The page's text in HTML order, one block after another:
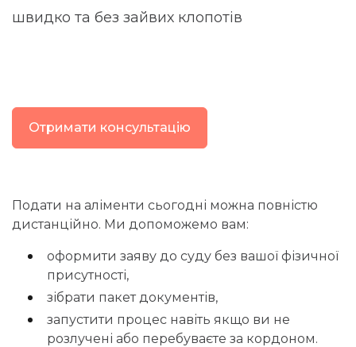
швидко та без зайвих клопотів
Отримати консультацію
Подати на аліменти сьогодні можна повністю
дистанційно. Ми допоможемо вам:
оформити заяву до суду без вашої фізичної
присутності,
зібрати пакет документів,
запустити процес навіть якщо ви не
розлучені або перебуваєте за кордоном.